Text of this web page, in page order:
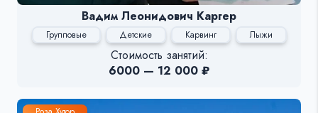
Вадим Леонидович Каргер
Групповые Детские Карвинг Лыжи
Стоимость занятий:
6000 — 12 000 ₽